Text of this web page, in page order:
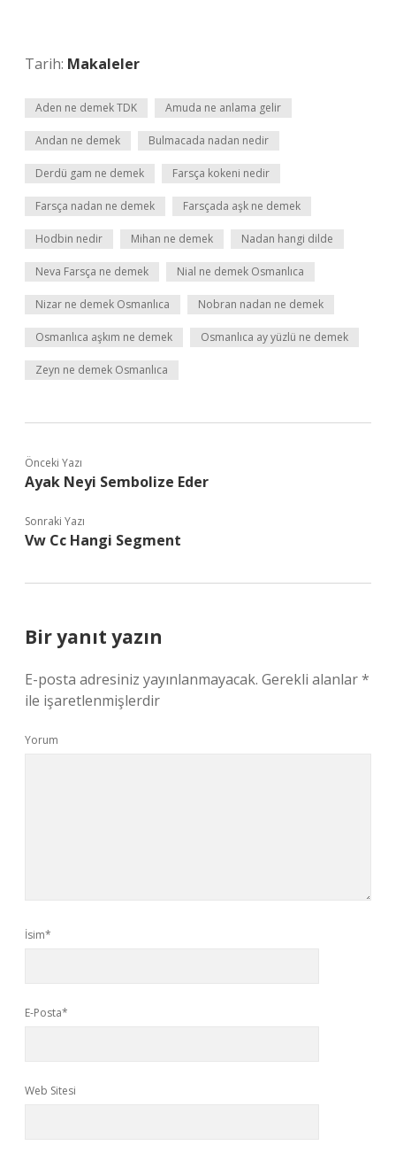
Tarih: Makaleler
Aden ne demek TDK Amuda ne anlama gelir
Andan ne demek Bulmacada nadan nedir
Derdü gam ne demek Farsça kokeni nedir
Farsça nadan ne demek Farsçada aşk ne demek
Hodbin nedir Mihan ne demek Nadan hangi dilde
Neva Farsça ne demek Nial ne demek Osmanlıca
Nizar ne demek Osmanlıca Nobran nadan ne demek
Osmanlıca aşkım ne demek Osmanlıca ay yüzlü ne demek
Zeyn ne demek Osmanlıca
Önceki Yazı
Ayak Neyi Sembolize Eder
Sonraki Yazı
Vw Cc Hangi Segment
Bir yanıt yazın
E-posta adresiniz yayınlanmayacak. Gerekli alanlar*
ile işaretlenmişlerdir
Yorum
İsim*
E-Posta*
Web Sitesi